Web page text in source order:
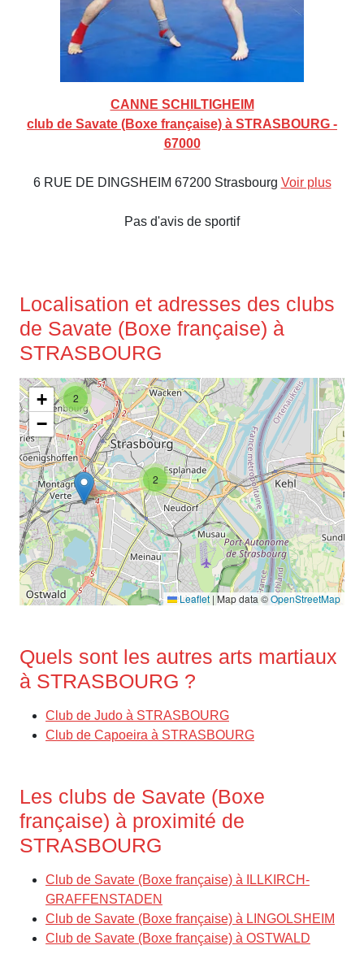
CANNE SCHILTIGHEIM
club de Savate (Boxe française) à STRASBOURG -
67000
6 RUE DE DINGSHEIM 67200 Strasbourg Voir plus
Pas d'avis de sportif
Localisation et adresses des clubs
de Savate (Boxe française) à
STRASBOURG
2
2
+
−
Leaflet | Map data ©OpenStreetMap
Quels sont les autres arts martiaux
à STRASBOURG ?
Club de Judo à STRASBOURG
Club de Capoeira à STRASBOURG
Les clubs de Savate (Boxe
française) à proximité de
STRASBOURG
Club de Savate (Boxe française) à ILLKIRCH-
GRAFFENSTADEN
Club de Savate (Boxe française) à LINGOLSHEIM
Club de Savate (Boxe française) à OSTWALD